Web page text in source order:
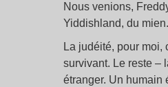
Nous venions,
Yiddishland, du mien.
La judéité, pour moi,
survivant. Le reste –
étranger. Un humain